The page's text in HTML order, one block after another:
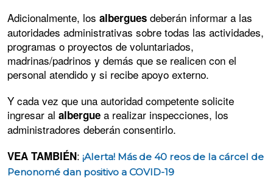
Adicionalmente, los albergues deberán informar a las
autoridades administrativas sobre todas las actividades,
programas o proyectos de voluntariados,
madrinas/padrinos y demás que se realicen con el
personal atendido y si recibe apoyo externo.
Y cada vez que una autoridad competente solicite
ingresar al albergue a realizar inspecciones, los
administradores deberán consentirlo.
VEA TAMBIÉN: ¡Alerta! Más de 40 reos de la cárcel de
Penonomé dan positivo a COVID-19